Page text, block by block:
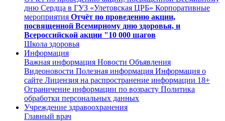
дню Сердца в ГУЗ «Улетовская ЦРБ» Корпоративные
мероприятия Отчёт по проведению акции,
посвященной Всемирному дню здоровья, и
Всероссийской акции "10 000 шагов
Школа здоровья
Информация
Важная информация Новости Объявления
Видеоновости Полезная информация Информация о
сайте Лицензия на распространение информации 18+
Ограничение информации по возрасту Политика
обработки персональных данных
Учреждение здравоохранения
Главный врач